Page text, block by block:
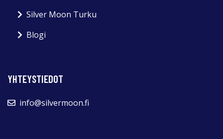
Silver Moon Turku
Blogi
YHTEYSTIEDOT
info@silvermoon.fi